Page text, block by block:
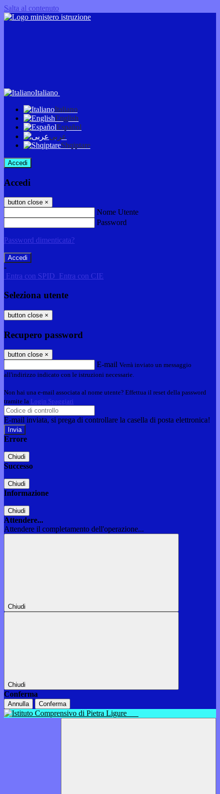
Salta al contenuto
Italiano
Italiano
English
Español
عربى
Shqiptare
Accedi
Accedi
button close ×
Nome Utente
Password
Password dimenticata?
-
Entra con SPID Entra con CIE
Seleziona utente
button close ×
Recupero password
button close ×
E-mail Verrà inviato un messaggio
all'indirizzo indicato con le istruzioni necessarie.
Non hai una e-mail associata al nome utente? Effettua il reset della password
tramite la Login Spaggiari
E-mail inviata, si prega di controllare la casella di posta elettronica!
Errore
Chiudi
Successo
Chiudi
Informazione
Chiudi
Attendere...
Attendere il completamento dell'operazione...
Chiudi
Chiudi
Conferma
Annulla Conferma